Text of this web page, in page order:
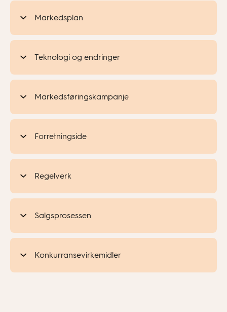
Markedsplan
Teknologi og endringer
Markedsføringskampanje
Forretningside
Regelverk
Salgsprosessen
Konkurransevirkemidler